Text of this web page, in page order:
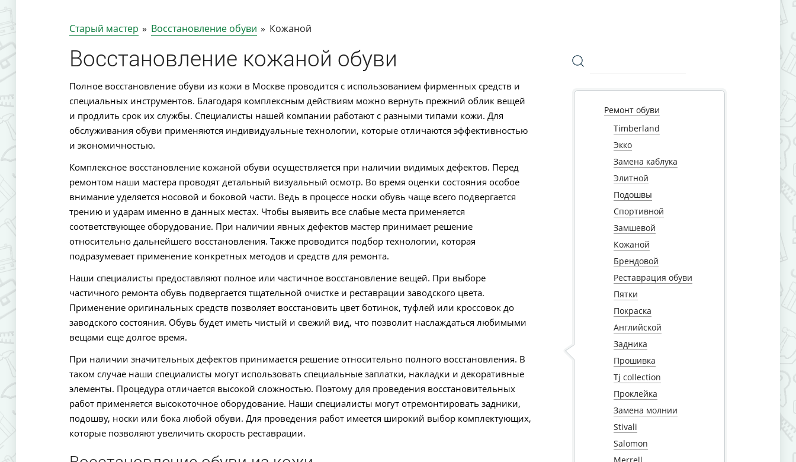
Старый мастер » Восстановление обуви » Кожаной
Восстановление кожаной обуви
Полное восстановление обуви из кожи в Москве проводится с использованием фирменных средств и
специальных инструментов. Благодаря комплексным действиям можно вернуть прежний облик вещей
и продлить срок их службы. Специалисты нашей компании работают с разными типами кожи. Для
обслуживания обуви применяются индивидуальные технологии, которые отличаются эффективностью
и экономичностью.
Комплексное восстановление кожаной обуви осуществляется при наличии видимых дефектов. Перед
ремонтом наши мастера проводят детальный визуальный осмотр. Во время оценки состояния особое
внимание уделяется носовой и боковой части. Ведь в процессе носки обувь чаще всего подвергается
трению и ударам именно в данных местах. Чтобы выявить все слабые места применяется
соответствующее оборудование. При наличии явных дефектов мастер принимает решение
относительно дальнейшего восстановления. Также проводится подбор технологии, которая
подразумевает применение конкретных методов и средств для ремонта.
Наши специалисты предоставляют полное или частичное восстановление вещей. При выборе
частичного ремонта обувь подвергается тщательной очистке и реставрации заводского цвета.
Применение оригинальных средств позволяет восстановить цвет ботинок, туфлей или кроссовок до
заводского состояния. Обувь будет иметь чистый и свежий вид, что позволит наслаждаться любимыми
вещами еще долгое время.
При наличии значительных дефектов принимается решение относительно полного восстановления. В
таком случае наши специалисты могут использовать специальные заплатки, накладки и декоративные
элементы. Процедура отличается высокой сложностью. Поэтому для проведения восстановительных
работ применяется высокоточное оборудование. Наши специалисты могут отремонтировать задники,
подошву, носки или бока любой обуви. Для проведения работ имеется широкий выбор комплектующих,
которые позволяют увеличить скорость реставрации.
Ремонт обуви
Timberland
Экко
Замена каблука
Элитной
Подошвы
Спортивной
Замшевой
Кожаной
Брендовой
Реставрация обуви
Пятки
Покраска
Английской
Задника
Прошивка
Tj collection
Проклейка
Замена молнии
Stivali
Salomon